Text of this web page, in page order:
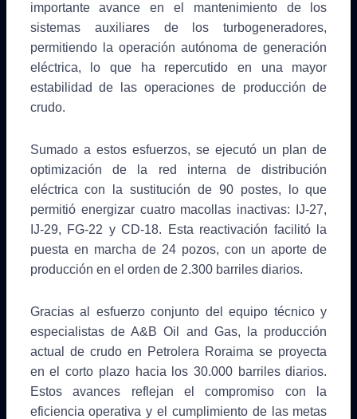
importante avance en el mantenimiento de los
sistemas auxiliares de los turbogeneradores,
permitiendo la operación autónoma de generación
eléctrica, lo que ha repercutido en una mayor
estabilidad de las operaciones de producción de
crudo.
Sumado a estos esfuerzos, se ejecutó un plan de
optimización de la red interna de distribución
eléctrica con la sustitución de 90 postes, lo que
permitió energizar cuatro macollas inactivas: IJ-27,
IJ-29, FG-22 y CD-18. Esta reactivación facilitó la
puesta en marcha de 24 pozos, con un aporte de
producción en el orden de 2.300 barriles diarios.
Gracias al esfuerzo conjunto del equipo técnico y
especialistas de A&B Oil and Gas, la producción
actual de crudo en Petrolera Roraima se proyecta
en el corto plazo hacia los 30.000 barriles diarios.
Estos avances reflejan el compromiso con la
eficiencia operativa y el cumplimiento de las metas